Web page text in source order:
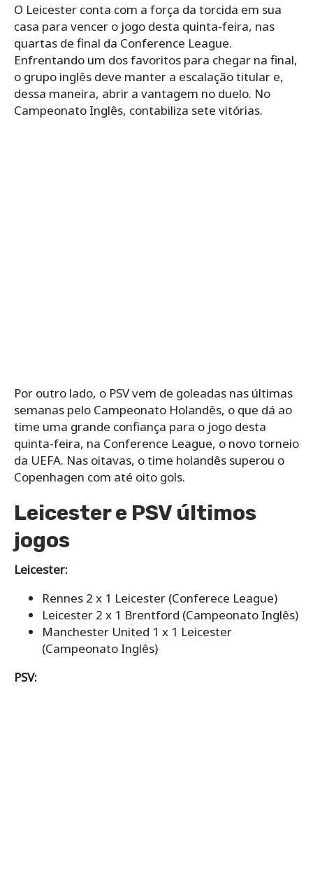
O Leicester conta com a força da torcida em sua
casa para vencer o jogo desta quinta-feira, nas
quartas de final da Conference League.
Enfrentando um dos favoritos para chegar na final,
o grupo inglês deve manter a escalação titular e,
dessa maneira, abrir a vantagem no duelo. No
Campeonato Inglês, contabiliza sete vitórias.
Por outro lado, o PSV vem de goleadas nas últimas
semanas pelo Campeonato Holandês, o que dá ao
time uma grande confiança para o jogo desta
quinta-feira, na Conference League, o novo torneio
da UEFA. Nas oitavas, o time holandês superou o
Copenhagen com até oito gols.
Leicester e PSV últimos
jogos
Leicester:
Rennes 2 x 1 Leicester (Conferece League)
Leicester 2 x 1 Brentford (Campeonato Inglês)
Manchester United 1 x 1 Leicester
(Campeonato Inglês)
PSV: